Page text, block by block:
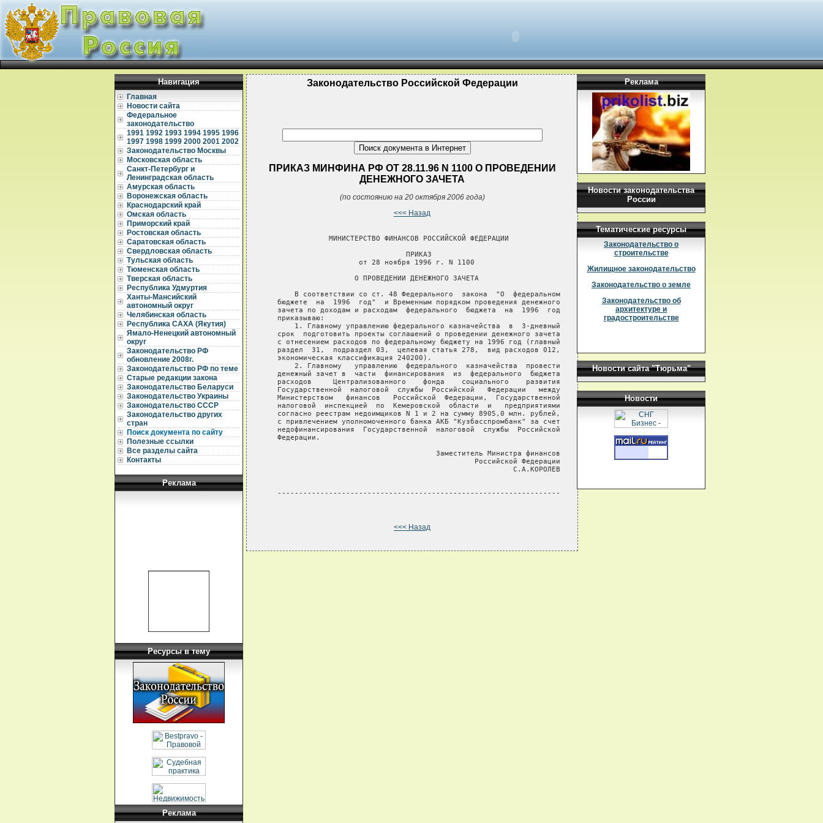
Навигация
Главная
Новости сайта
Федеральное
законодательство
1991 1992 1993 1994 1995 1996
1997 1998 1999 2000 2001 2002
Законодательство Москвы
Московская область
Санкт-Петербург и
Ленинградская область
Амурская область
Воронежская область
Краснодарский край
Омская область
Приморский край
Ростовская область
Саратовская область
Свердловская область
Тульская область
Тюменская область
Тверская область
Республика Удмуртия
Ханты-Мансийский
автономный округ
Челябинская область
Республика САХА (Якутия)
Ямало-Ненецкий автономный
округ
Законодательство РФ
обновление 2008г.
Законодательство РФ по теме
Старые редакции закона
Законодательство Беларуси
Законодательство Украины
Законодательство СССР
Законодательство других
стран
Поиск документа по сайту
Полезные ссылки
Все разделы сайта
Контакты
Реклама
Ресурсы в тему
Реклама
Законодательство Российской Федерации
ПРИКАЗ МИНФИНА РФ ОТ 28.11.96 N 1100 О ПРОВЕДЕНИИ
ДЕНЕЖНОГО ЗАЧЕТА
(по состоянию на 20 октября 2006 года)
<<< Назад
               МИНИСТЕРСТВО ФИНАНСОВ РОССИЙСКОЙ ФЕДЕРАЦИИ
                                 ПРИКАЗ
                      от 28 ноября 1996 г. N 1100
                     О ПРОВЕДЕНИИ ДЕНЕЖНОГО ЗАЧЕТА
       В соответствии со ст. 48 Федерального  закона  "О  федеральном
   бюджете  на  1996  год"  и Временным порядком проведения денежного
   зачета по доходам и расходам  федерального  бюджета  на  1996  год
   приказываю:
       1. Главному управлению федерального казначейства  в  3-дневный
   срок  подготовить проекты соглашений о проведении денежного зачета
   с отнесением расходов по федеральному бюджету на 1996 год (главный
   раздел  31,  подраздел 03,  целевая статья 278,  вид расходов 012,
   экономическая классификация 240200).
       2. Главному   управлению  федерального  казначейства  провести
   денежный зачет в  части  финансирования  из  федерального  бюджета
   расходов     Централизованного    фонда    социального    развития
   Государственной  налоговой  службы  Российской   Федерации   между
   Министерством   финансов   Российской  Федерации,  Государственной
   налоговой  инспекцией  по  Кемеровской  области  и   предприятиями
   согласно реестрам недоимщиков N 1 и 2 на сумму 8905,0 млн. рублей,
   с привлечением уполномоченного банка АКБ "Кузбасспромбанк" за счет
   недофинансирования  Государственной  налоговой  службы  Российской
   Федерации.
                                        Заместитель Министра финансов
                                                 Российской Федерации
                                                          С.А.КОРОЛЕВ
   ------------------------------------------------------------------
<<< Назад
Реклама
Новости законодательства
России
Тематические ресурсы
Законодательство о
строительстве
Жилищное законодательство
Законодательство о земле
Законодательство об
архитектуре и
градостроительстве
Новости сайта "Тюрьма"
Новости